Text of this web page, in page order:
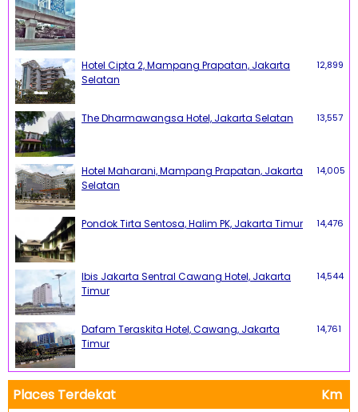
Hotel Cipta 2, Mampang Prapatan, Jakarta
Selatan
12,899
The Dharmawangsa Hotel, Jakarta Selatan 13,557
Hotel Maharani, Mampang Prapatan, Jakarta
Selatan
14,005
Pondok Tirta Sentosa, Halim PK, Jakarta Timur 14,476
Ibis Jakarta Sentral Cawang Hotel, Jakarta
Timur
14,544
Dafam Teraskita Hotel, Cawang, Jakarta
Timur
14,761
Places Terdekat Km